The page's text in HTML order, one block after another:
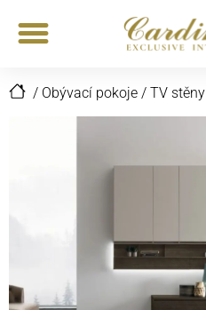
/ Obývací pokoje / TV stěny